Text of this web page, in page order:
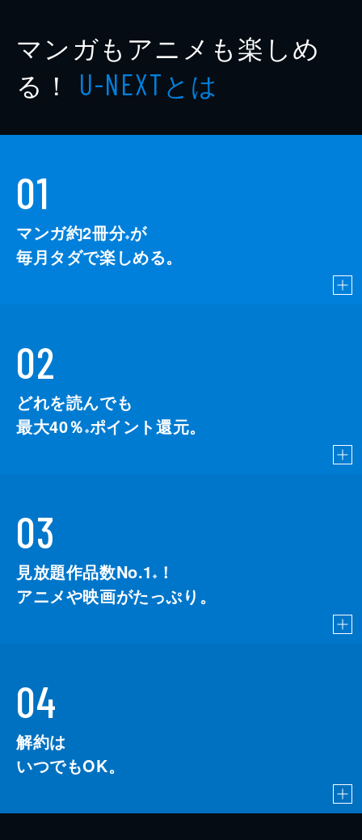
マンガもアニメも楽しめ
る！ U-NEXTとは
01
マンガ約2冊分※が
毎月タダで楽しめる。
02
どれを読んでも
最大40％ ※ポイント還元。
03
見放題作品数No.1 ※
！
アニメや映画がたっぷり。
04
解約は
いつでもOK。